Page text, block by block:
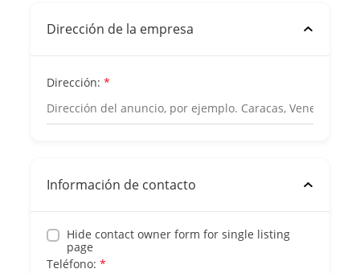
Dirección de la empresa
Dirección: *
Información de contacto
Hide contact owner form for single listing
page
Teléfono: *